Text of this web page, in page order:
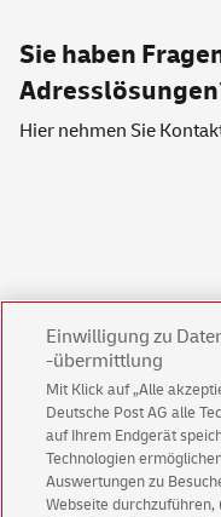
Sie haben
Hier nehmen Sie
Einwilligung zu
-übermittlung
Mit Klick auf „Alle
Deutsche Post AG alle
auf Ihrem Endgerät
Technologien
Auswertungen zu
Webseite